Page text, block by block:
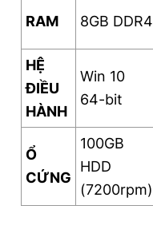
RAM 8GB DDR4
HỆ
ĐIỀU
HÀNH
Win 10
64-bit
Ổ
CỨNG
100GB
HDD
(7200rpm)